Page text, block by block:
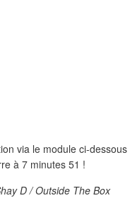
via le module ci-dessous
à 7 minutes 51 !
D / Outside The Box